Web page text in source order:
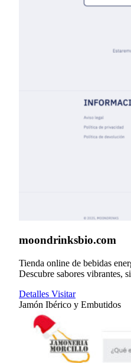
moondrinksbio.com
Tienda online de bebidas
Descubre sabores vibrantes,
Detalles Visitar
Jamón Ibérico y Embutidos